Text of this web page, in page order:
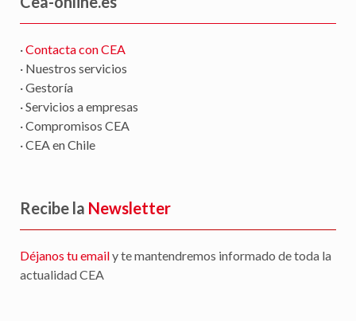
·Contacta con CEA
· Nuestros servicios
· Gestoría
· Servicios a empresas
· Compromisos CEA
· CEA en Chile
Recibe la Newsletter
Déjanos tu emaily te mantendremos informado de toda la
actualidad CEA